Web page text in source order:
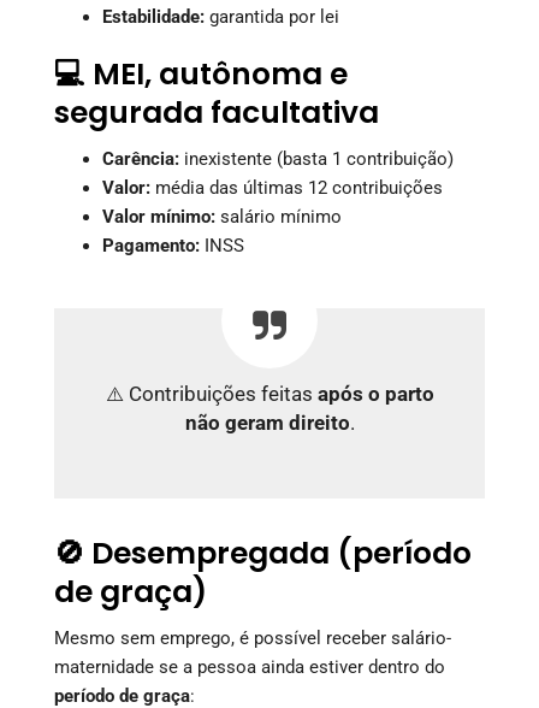
Estabilidade: garantida por lei
💻 MEI, autônoma e
segurada facultativa
Carência: inexistente (basta 1 contribuição)
Valor: média das últimas 12 contribuições
Valor mínimo: salário mínimo
Pagamento: INSS
⚠️ Contribuições feitas após o parto
não geram direito.
🚫 Desempregada (período
de graça)
Mesmo sem emprego, é possível receber salário-
maternidade se a pessoa ainda estiver dentro do
período de graça: